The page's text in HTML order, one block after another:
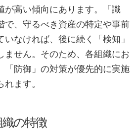
が高い傾向にあります。「識
で、守るべき資産の特定や事前
なければ、後に続く「検知」
ません。そのため、各組織にお
「防御」の対策が優先的に実施
ます。
の特徴